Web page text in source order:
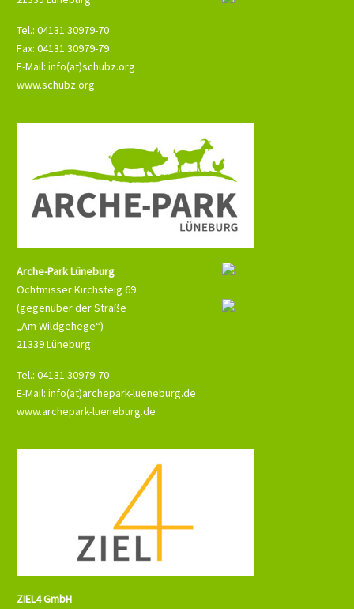
Tel.: 04131 30979-70
Fax: 04131 30979-79
E-Mail: info(at)schubz.org
www.schubz.org
Arche-Park Lüneburg
Ochtmisser Kirchsteig 69
(gegenüber der Straße
„Am Wildgehege“)
21339 Lüneburg
Tel.: 04131 30979-70
E-Mail: info(at)archepark-lueneburg.de
www.archepark-lueneburg.de
ZIEL4 GmbH